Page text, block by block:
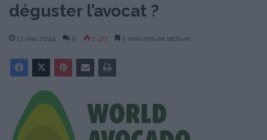
déguster l’avocat ?
17 mai 2024 0 1 477 5 minutes de lecture